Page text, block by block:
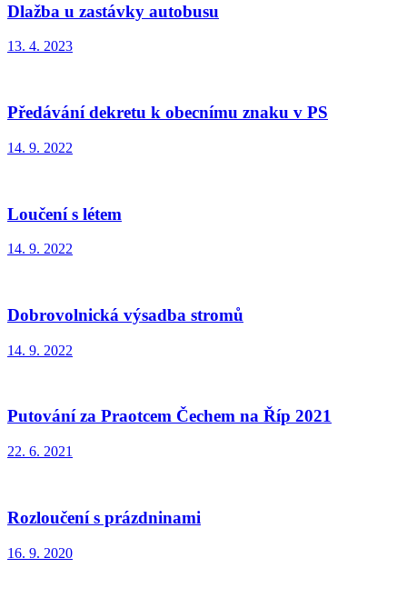
Dlažba u zastávky autobusu
13. 4. 2023
Předávání dekretu k obecnímu znaku v PS
14. 9. 2022
Loučení s létem
14. 9. 2022
Dobrovolnická výsadba stromů
14. 9. 2022
Putování za Praotcem Čechem na Říp 2021
22. 6. 2021
Rozloučení s prázdninami
16. 9. 2020